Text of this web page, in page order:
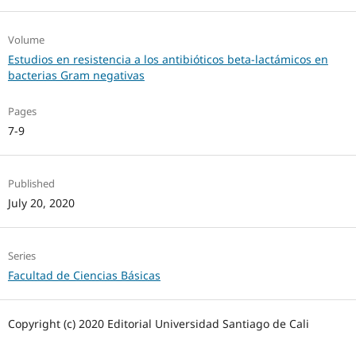
Volume
Estudios en resistencia a los antibióticos beta-lactámicos en
bacterias Gram negativas
Pages
7-9
Published
July 20, 2020
Series
Facultad de Ciencias Básicas
Copyright (c) 2020 Editorial Universidad Santiago de Cali